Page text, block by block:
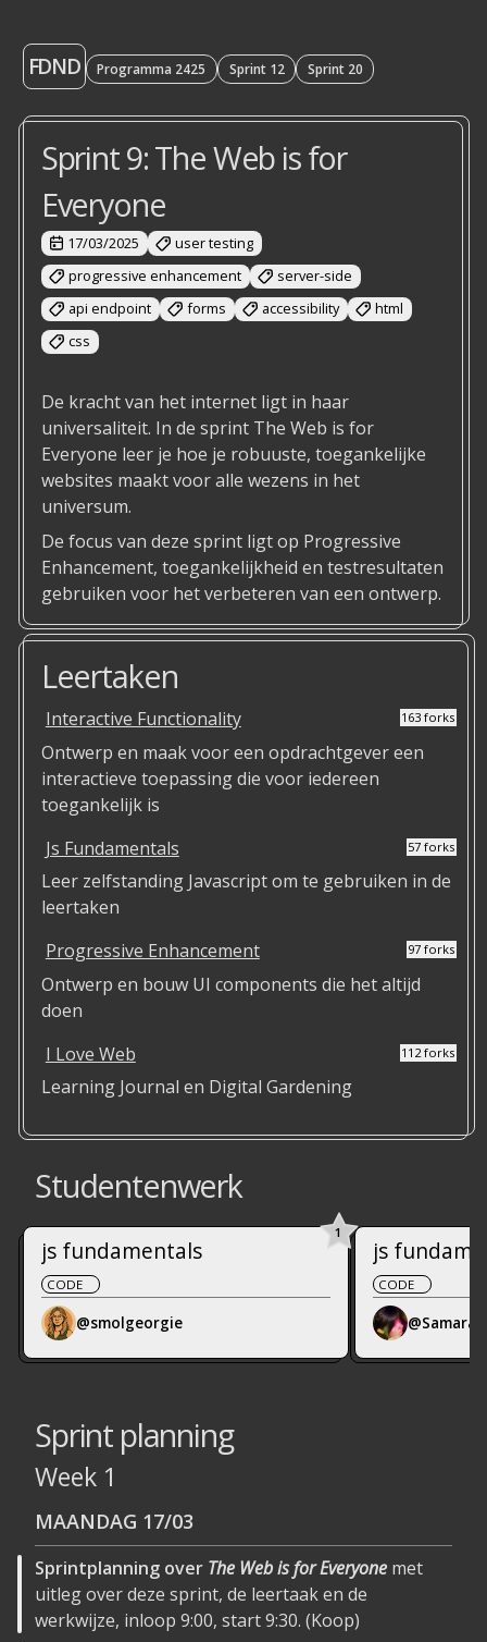
FDND Programma 2425 Sprint 12 Sprint 20
Sprint 9: The Web is for
Everyone
17/03/2025
user testing
progressive enhancement
server-side
api endpoint
forms accessibility
html
css
De kracht van het internet ligt in haar
universaliteit. In de sprint The Web is for
Everyone leer je hoe je robuuste, toegankelijke
websites maakt voor alle wezens in het
universum.
De focus van deze sprint ligt op Progressive
Enhancement, toegankelijkheid en testresultaten
gebruiken voor het verbeteren van een ontwerp.
Leertaken
Interactive Functionality 163 forks
Ontwerp en maak voor een opdrachtgever een
interactieve toepassing die voor iedereen
toegankelijk is
Js Fundamentals
57 forks
Leer zelfstanding Javascript om te gebruiken in de
leertaken
Progressive Enhancement
97 forks
Ontwerp en bouw UI components die het altijd
doen
I Love Web
112 forks
Learning Journal en Digital Gardening
Studentenwerk
js fundamentals
1
CODE
@smolgeorgie
js
CODE
Sprint planning
Week 1
MAANDAG 17/03
Sprintplanning over The Web is for Everyone met
uitleg over deze sprint, de leertaak en de
werkwijze, inloop 9:00, start 9:30. (Koop)